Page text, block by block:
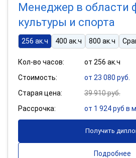
Менеджер в области
культуры и спорта
256 ак.ч 400 ак.ч 800 ак.ч
Кол-во часов:
от 256 ак.ч
Стоимость:
от 23 080 руб.
Старая цена:
39 910 руб.
Рассрочка:
от 1 924 руб в
Получить
Подробнее